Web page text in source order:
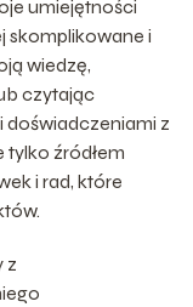
umiejętności
skomplikowane i
wiedzę,
czytając
doświadczeniami z
źródłem
i rad, które
z